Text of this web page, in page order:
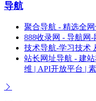
导航
聚合导航 - 精选全
888收录网 - 导航网
技术导航-学习技术
站长网址导航 - 建
维 | API开放平台 |